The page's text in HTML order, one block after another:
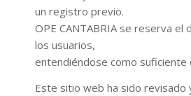
un registro previo.
OPE CANTABRIA se reserva
los usuarios,
entendiéndose como suficiente
Este sitio web ha sido revisado